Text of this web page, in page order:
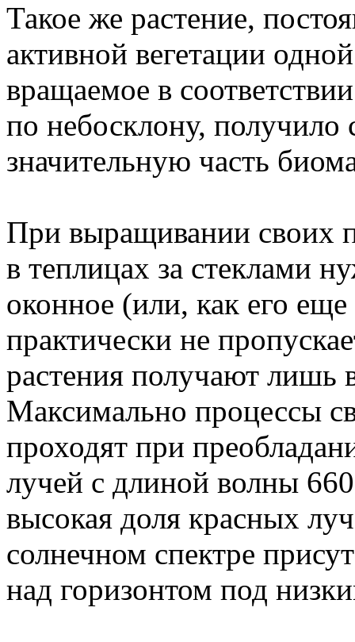
Такое же растение,
активной вегетации
вращаемое в
по небосклону,
значительную часть
При выращивании своих
в теплицах за стеклами
оконное (или, как его
практически не
растения получают
Максимально процессы
проходят при
лучей с длиной волны
высокая доля красных
солнечном спектре
над горизонтом под